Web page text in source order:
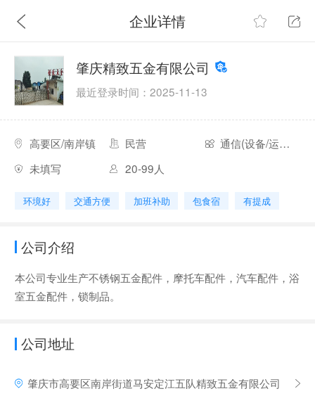
企业详情
肇庆精致五金有限公司
最近登录时间：2025-11-13
高要区/南岸镇 民营
通信(设备/运营/服务)
未填写
20-99人
环境好 交通方便 加班补助 包食宿 有提成
公司介绍
本公司专业生产不锈钢五金配件，摩托车配件，汽车配件，浴
室五金配件，锁制品。
公司地址
肇庆市高要区南岸街道马安定江五队精致五金有限公司